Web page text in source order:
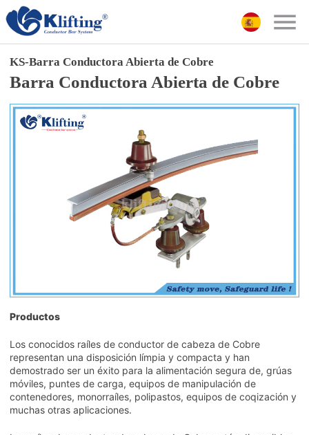
KS-Barra Conductora Abierta de Cobre
Barra Conductora Abierta de Cobre
Productos
Los conocidos raíles de conductor de cabeza de Cobre
representan una disposición límpia y compacta y han
demostrado ser un éxito para la alimentación segura de, grúas
móviles, puntes de carga, equipos de manipulación de
contenedores, monorraíles, polipastos, equipos de coqización y
muchas otras aplicaciones.